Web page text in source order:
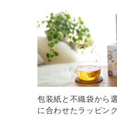
包装紙と不織袋から
に合わせたラッピン